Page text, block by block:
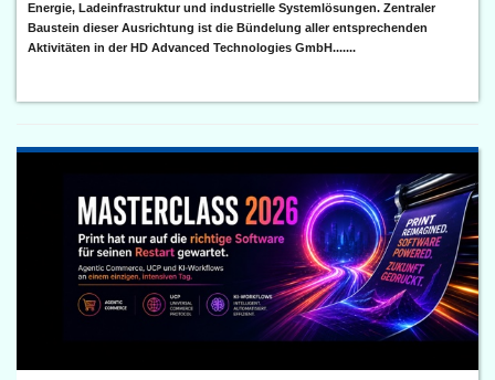
Energie, Ladeinfrastruktur und industrielle Systemlösungen. Zentraler
Baustein dieser Ausrichtung ist die Bündelung aller entsprechenden
Aktivitäten in der HD Advanced Technologies GmbH.......